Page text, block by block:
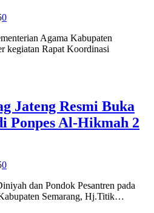
0
Agama Kabupaten
kegiatan Rapat Koordinasi
Jateng Resmi Buka
Ponpes Al-Hikmah 2
0
dan Pondok Pesantren pada
Semarang, Hj.Titik…